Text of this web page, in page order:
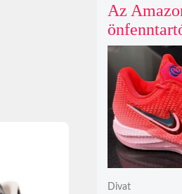
Az
szimuláló
ökológiai
Divat